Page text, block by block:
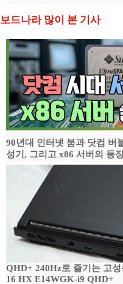
보드나라 많이 본 기사
90년대 인터넷 붐과 닷컴 버
성기, 그리고 x86 서버의 등
QHD+ 240Hz로 즐기는 고
16 HX E14WGK-i9 QHD+